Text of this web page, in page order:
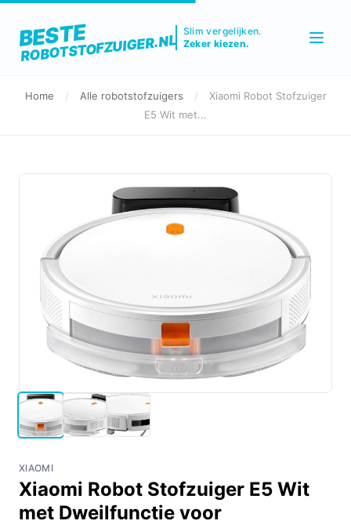
BESTE
ROBOTSTOFZUIGER.NL
Slim vergelijken.
Zeker kiezen.
Home / Alle robotstofzuigers /
Xiaomi Robot Stofzuiger
E5 Wit met...
XIAOMI
Xiaomi Robot Stofzuiger E5 Wit
met Dweilfunctie voor